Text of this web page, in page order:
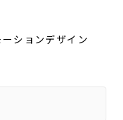
ションデザイン